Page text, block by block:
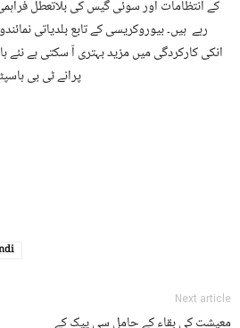
کے انتظامات اور سوئی گیس کی بلاتعطل
رہے ہیں۔ بیوروکریسی کے تابع بلدیاتی
انکی کارکردگی میں مزید بہتری آ سکتی ہے نئے
پرانے ٹی بی
Next article
معیشت کی بقاء کے حامل سی پیک کے